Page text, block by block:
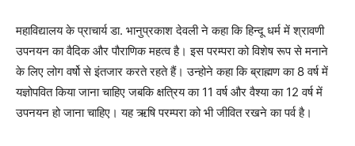
महाविद्यालय के प्राचार्य डा. भानुप्रकाश देवली ने कहा कि हिन्दू धर्म में श्रावणी
उपनयन का वैदिक और पौराणिक महत्व है। इस परम्परा को विशेष रूप से मनाने
के लिए लोग वर्षो से इंतजार करते रहते हैं। उन्होने कहा कि ब्राह्मण का 8 वर्ष में
यज्ञोपवित किया जाना चाहिए जबकि क्षत्रिय का 11 वर्ष और वैश्या का 12 वर्ष में
उपनयन हो जाना चाहिए। यह ऋषि परम्परा को भी जीवित रखने का पर्व है।